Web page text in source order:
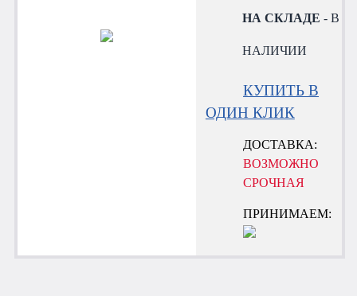
НА СКЛАДЕ - В
НАЛИЧИИ
КУПИТЬ В
ОДИН КЛИК
ДОСТАВКА:
ВОЗМОЖНО
СРОЧНАЯ
ПРИНИМАЕМ: